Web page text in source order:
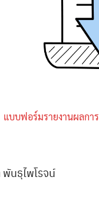
Search
for:
แบบฟอร์มรายงานผลกา
นธุไพโรจน์